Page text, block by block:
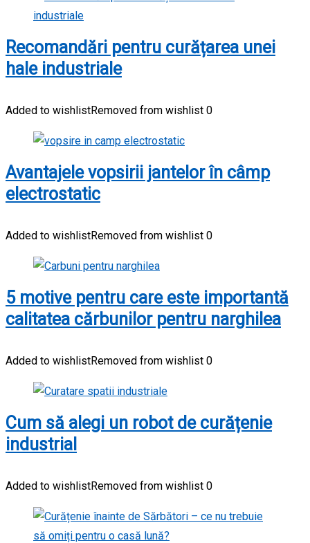
Recomandări pentru curățarea unei
hale industriale
Added to wishlistRemoved from wishlist 0
Avantajele vopsirii jantelor în câmp
electrostatic
Added to wishlistRemoved from wishlist 0
5 motive pentru care este importantă
calitatea cărbunilor pentru narghilea
Added to wishlistRemoved from wishlist 0
Cum să alegi un robot de curățenie
industrial
Added to wishlistRemoved from wishlist 0